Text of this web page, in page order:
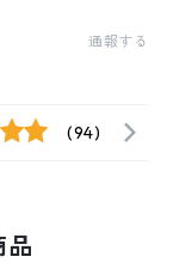
通報する
(94)
品